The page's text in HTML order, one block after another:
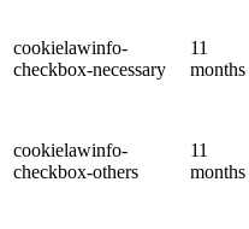
cookielawinfo-
checkbox-necessary
11
months
cookielawinfo-
checkbox-others
11
months